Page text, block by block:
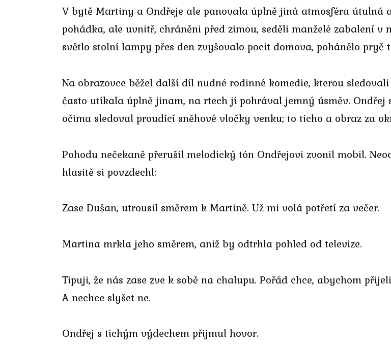
V bytě Martiny a Ondřeje ale panovala úplně jiná atmosféra útulná
pohádka, ale uvnitř, chráněni před zimou, seděli manželé zabalení v
světlo stolní lampy přes den zvyšovalo pocit domova, pohánělo
Na obrazovce běžel další díl nudné rodinné komedie, kterou
často utíkala úplně jinam, na rtech jí pohrával jemný úsměv. Ondřej
očima sledoval proudící sněhové vločky venku; to ticho a obraz za
Pohodu nečekaně přerušil melodický tón Ondřejovi zvonil mobil.
hlasitě si povzdechl:
Zase Dušan, utrousil směrem k Martině. Už mi volá potřetí za večer.
Martina mrkla jeho směrem, aniž by odtrhla pohled od televize.
Tipuji, že nás zase zve k sobě na chalupu. Pořád chce, abychom
A nechce slyšet ne.
Ondřej s tichým výdechem přijmul hovor.